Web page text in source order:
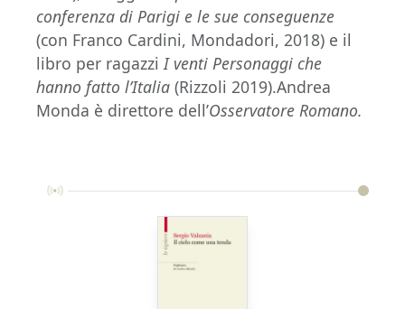
conferenza di Parigi e le sue conseguenze
(con Franco Cardini, Mondadori, 2018) e il
libro per ragazziI venti Personaggi che
hanno fatto l’Italia (Rizzoli 2019).Andrea
Monda è direttore dell’Osservatore Romano.